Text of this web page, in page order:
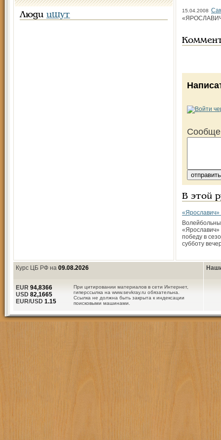
Люди ищут
15.04.2008
В этой
«Ярославич»
победу в
субботу
Курс ЦБ РФ на 09.08.2026
При цитировании материалов в сети Интернет,
гиперссылка на www.sevkray.ru обязательна.
Ссылка не должна быть закрыта к индексации
поисковыми машинами.
EUR 94,8366
USD 82,1665
EUR/USD 1.15